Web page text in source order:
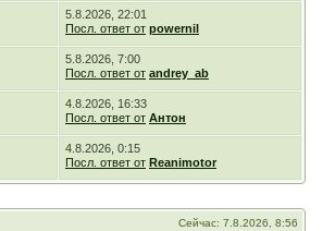
5.8.2026, 22:01
Посл. ответ от powernil
5.8.2026, 7:00
Посл. ответ от andrey_ab
4.8.2026, 16:33
Посл. ответ от Антон
4.8.2026, 0:15
Посл. ответ от Reanimotor
Сейчас: 7.8.2026, 8:56